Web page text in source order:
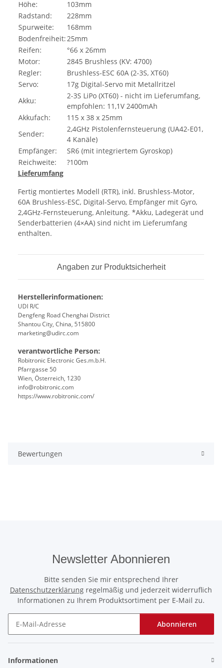
Höhe:
103mm
Radstand:
228mm
Spurweite:
168mm
Bodenfreiheit:25mm
Reifen:
°66 x 26mm
Motor:
2845 Brushless (KV: 4700)
Regler:
Brushless-ESC 60A (2-3S, XT60)
Servo:
17g Digital-Servo mit Metallritzel
Akku:
2-3S LiPo (XT60) - nicht im Lieferumfang,
empfohlen: 11,1V 2400mAh
Akkufach:
115 x 38 x 25mm
Sender:
2,4GHz Pistolenfernsteuerung (UA42-E01,
4 Kanäle)
Empfänger:
SR6 (mit integriertem Gyroskop)
Reichweite:
?100m
Lieferumfang
Fertig montiertes Modell (RTR), inkl. Brushless-Motor,
60A Brushless-ESC, Digital-Servo, Empfänger mit Gyro,
2,4GHz-Fernsteuerung, Anleitung. *Akku, Ladegerät und
Senderbatterien (4×AA) sind nicht im Lieferumfang
enthalten.
Angaben zur Produktsicherheit
Herstellerinformationen:
UDI R/C
Dengfeng Road Chenghai District
Shantou City, China, 515800
marketing@udirc.com
verantwortliche Person:
Robitronic Electronic Ges.m.b.H.
Pfarrgasse 50
Wien, Österreich, 1230
info@robitronic.com
https://www.robitronic.com/
Bewertungen
Newsletter Abonnieren
Bitte senden Sie mir entsprechend Ihrer
Datenschutzerklärung regelmäßig und jederzeit widerruflich
Informationen zu Ihrem Produktsortiment per E-Mail zu.
Abonnieren
Informationen